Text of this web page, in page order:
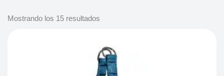
Mostrando los 15 resultados